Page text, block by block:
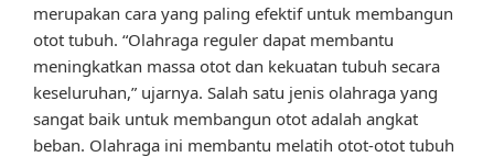
merupakan cara yang paling efektif untuk membangun
otot tubuh. “Olahraga reguler dapat membantu
meningkatkan massa otot dan kekuatan tubuh secara
keseluruhan,” ujarnya. Salah satu jenis olahraga yang
sangat baik untuk membangun otot adalah angkat
beban. Olahraga ini membantu melatih otot-otot tubuh